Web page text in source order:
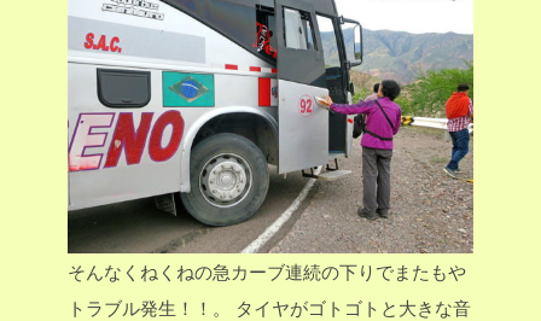
そんなくねくねの急カーブ連続の下りでまたもや
トラブル発生！！。
タイヤがゴトゴトと大きな音